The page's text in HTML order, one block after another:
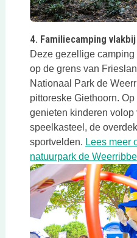
4. Familiecamping
Deze gezellige
op de grens van
Nationaal Park de
pittoreske Giethoorn. Op
genieten kinderen volop
speelkasteel, de
sportvelden. Lees meer
natuurpark de